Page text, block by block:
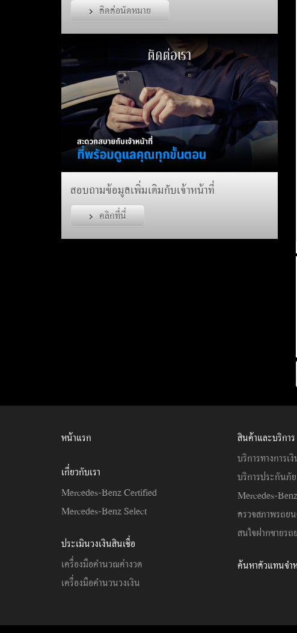
ติดต่อนัดหมาย
สอบถามข้อมูลเพิ่มเติมกับเจ้าหน้าที่
คลิกที่นี่
หน้าแรก
เกี่ยวกับเรา
Mercedes-Benz Certified
Mercedes-Benz Select
ประเมินวงเงินสินเชื่อ
เครื่องมือคำนวณค่างวด
เครื่องมือคำนวนวงเงิน
สินค้าและบริการ
บริการทางการเ
บริการประกันภัย
Mercedes-
ตรวจสภาพรถย
สนใจฝากขายร
ค้นหาตัวแทนจำ